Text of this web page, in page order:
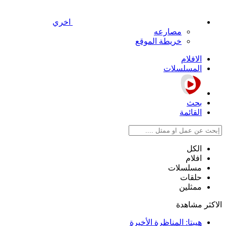
اخري
مصارعه
خريطة الموقع
الافلام
المسلسلات
بحث
القائمة
الكل
افلام
مسلسلات
حلقات
ممثلين
الاكثر مشاهدة
هيبتا: المناظرة الأخيرة